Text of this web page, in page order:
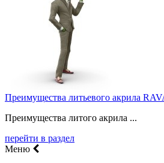
Преимущества литьевого акрила
Преимущества литого акрила ...
перейти в раздел
Меню